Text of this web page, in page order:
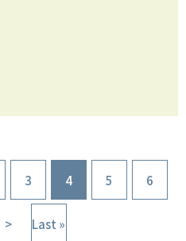
3 4 5 6
> Last »